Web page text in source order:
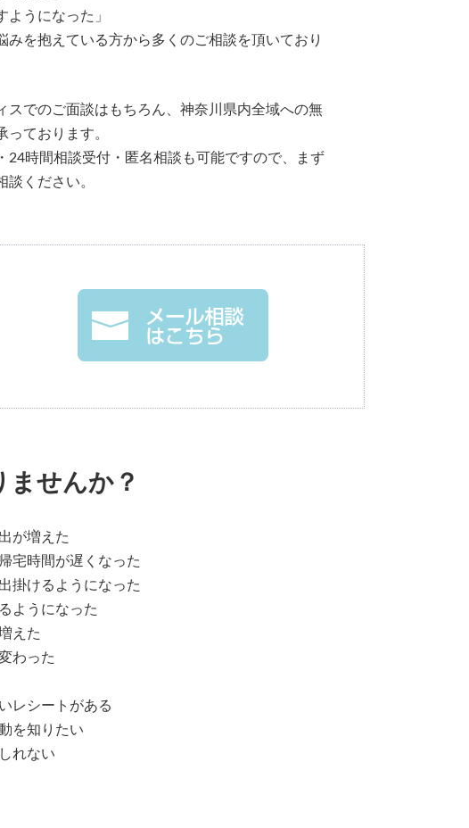
ようになった」
みを抱えている方から多くのご相談を頂いており
スでのご面談はもちろん、神奈川県内全域への無
っております。
24時間相談受付・匿名相談も可能ですので、まず
談ください。
せんか？
が増えた
宅時間が遅くなった
掛けるようになった
ようになった
えた
わった
レシートがある
を知りたい
れない